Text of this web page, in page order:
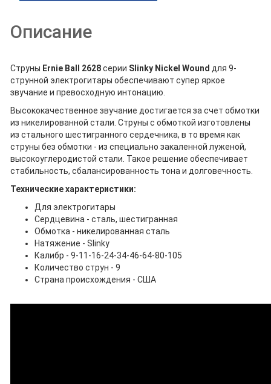
Описание
Струны Ernie Ball 2628серии Slinky Nickel Wound для 9-
струнной электрогитары обеспечивают супер яркое
звучание и превосходную интонацию.
Высококачественное звучание достигается за счет обмотки
из никелированной стали. Струны с обмоткой изготовлены
из стального шестигранного сердечника, в то время как
струны без обмотки - из специально закаленной луженой,
высокоуглеродистой стали. Такое решение обеспечивает
стабильность, сбалансированность тона и долговечность.
Технические характеристики:
Для электрогитары
Сердцевина - сталь, шестигранная
Обмотка - никелированная сталь
Натяжение - Slinky
Калибр - 9-11-16-24-34-46-64-80-105
Количество струн - 9
Страна происхождения - США